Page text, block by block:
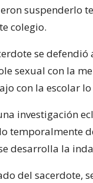
suspenderlo
colegio.
se
sexual con la
con la escolar
investigación
temporalmente
desarrolla la
del sacerdote,